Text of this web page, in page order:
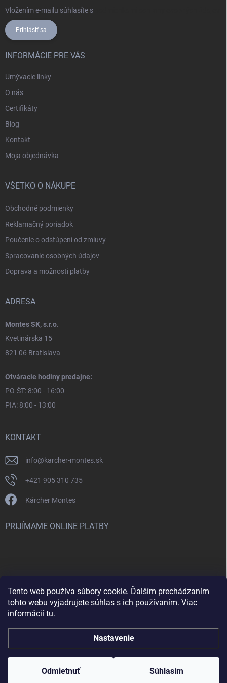
Tento web používa súbory cookie. Ďalším prechádzaním
tohto webu vyjadrujete súhlas s ich používaním. Viac
informácií tu.
Nastavenie
Odmietnuť Súhlasím
Vložením e-mailu súhlasíte s
Prihlásiť sa
INFORMÁCIE PRE VÁS
Umývacie linky
O nás
Certifikáty
Blog
Kontakt
Moja objednávka
VŠETKO O NÁKUPE
Obchodné podmienky
Reklamačný poriadok
Poučenie o odstúpení od zmluvy
Spracovanie osobných údajov
Doprava a možnosti platby
ADRESA
Montes SK, s.r.o.
Kvetinárska 15
821 06 Bratislava
Otváracie hodiny predajne:
PO-ŠT: 8:00 - 16:00
PIA: 8:00 - 13:00
KONTAKT
info@karcher-montes.sk
+421 905 310 735
Kärcher Montes
PRIJÍMAME ONLINE PLATBY
Nenašli ste čo ste hľadali? Máte záujem o inú značku? Skúste
navštíviť aj našu stránku Montclean.sk
Copyright 2026 karcher-montes.sk . Všetky práva vyhradené.